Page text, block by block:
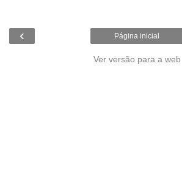
‹ Página inicial
Ver versão para a web